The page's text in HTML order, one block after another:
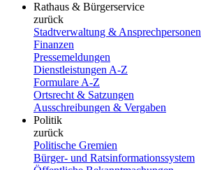
Rathaus & Bürgerservice
zurück
Stadtverwaltung & Ansprechpersonen
Finanzen
Pressemeldungen
Dienstleistungen A-Z
Formulare A-Z
Ortsrecht & Satzungen
Ausschreibungen & Vergaben
Politik
zurück
Politische Gremien
Bürger- und Ratsinformationssystem